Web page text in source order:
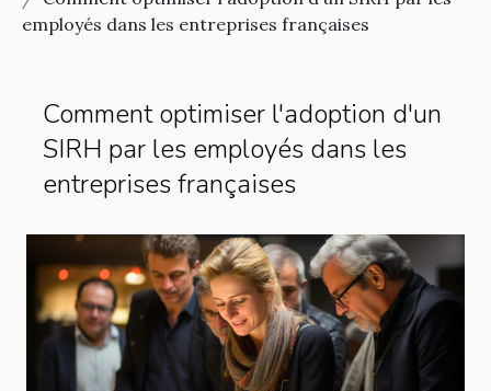
employés dans les entreprises françaises
Comment optimiser l'adoption d'un
SIRH par les employés dans les
entreprises françaises